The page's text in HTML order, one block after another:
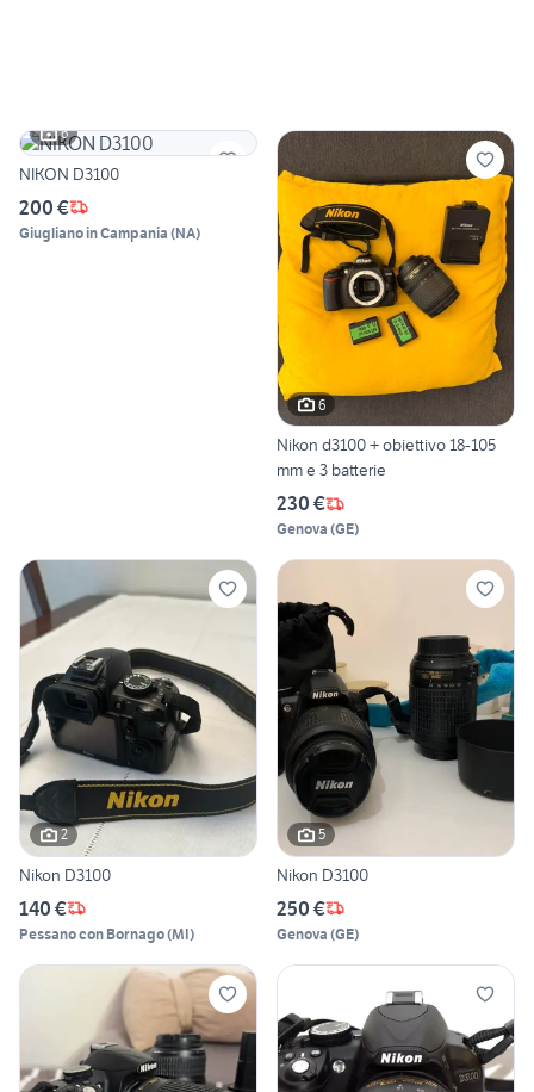
6
NIKON D3100
200 €
Giugliano in Campania (NA)
6
Nikon d3100 + obiettivo 18-105
mm e 3 batterie
230 €
Genova (GE)
2
Nikon D3100
140 €
Pessano con Bornago(MI)
5
Nikon D3100
250 €
Genova (GE)